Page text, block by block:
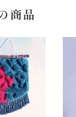
商品